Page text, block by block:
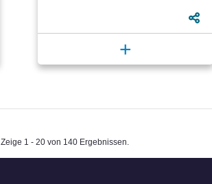
+
Zeige 1 - 20 von 140 Ergebnissen.